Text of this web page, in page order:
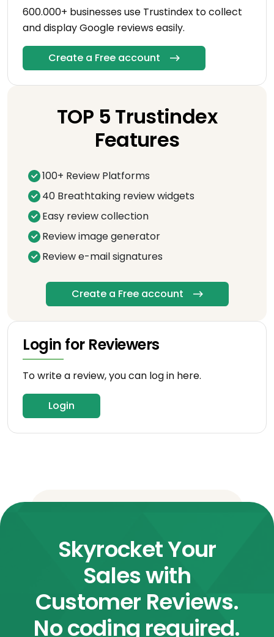
600.000+ businesses use Trustindex to collect
and display Google reviews easily.
Create a Free account
TOP 5 Trustindex
Features
100+ Review Platforms
40 Breathtaking review widgets
Easy review collection
Review image generator
Review e-mail signatures
Create a Free account
Login for Reviewers
To write a review, you can log in here.
Login
Skyrocket Your
Sales with
Customer Reviews.
No coding required.